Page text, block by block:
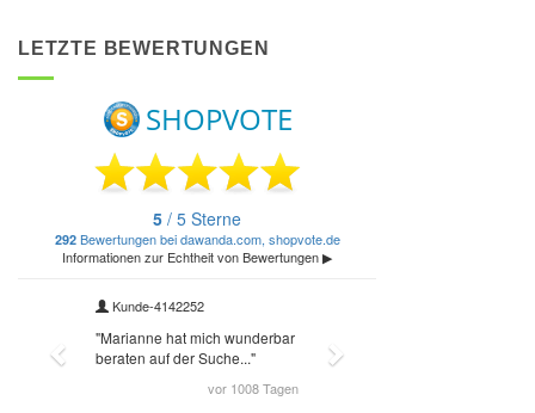
LETZTE BEWERTUNGEN